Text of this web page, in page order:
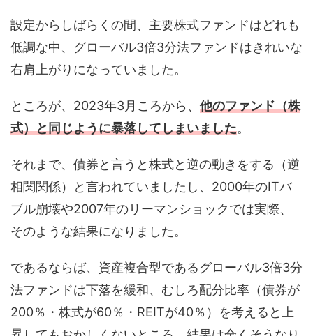
設定からしばらくの間、主要株式ファンドはどれも
低調な中、グローバル3倍3分法ファンドはきれいな
右肩上がりになっていました。
ところが、2023年3月ころから、 他のファンド（株
式）と同じように暴落してしまいました。
それまで、債券と言うと株式と逆の動きをする（逆
相関関係）と言われていましたし、2000年のITバ
ブル崩壊や2007年のリーマンショックでは実際、
そのような結果になりました。
であるならば、資産複合型であるグローバル3倍3分
法ファンドは下落を緩和、むしろ配分比率（債券が
200％・株式が60％・REITが40％）を考えると上